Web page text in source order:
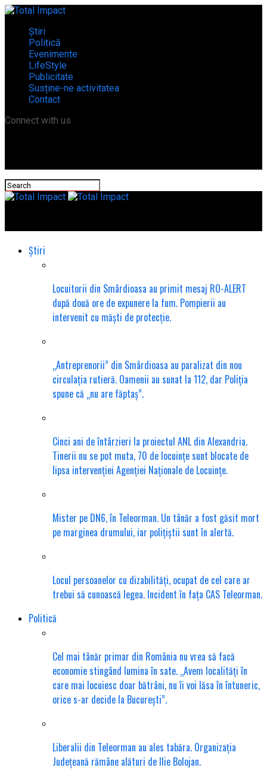
Știri
Politică
Evenimente
LifeStyle
Publicitate
Susține-ne activitatea
Contact
Connect with us
Știri
Locuitorii din Smârdioasa au primit mesaj RO-ALERT
după două ore de expunere la fum. Pompierii au
intervenit cu măști de protecție.
„Antreprenorii” din Smârdioasa au paralizat din nou
circulația rutieră. Oamenii au sunat la 112, dar Poliția
spune că „nu are făptaș”.
Cinci ani de întârzieri la proiectul ANL din Alexandria.
Tinerii nu se pot muta, 70 de locuințe sunt blocate de
lipsa intervenției Agenției Naționale de Locuințe.
Mister pe DN6, în Teleorman. Un tânăr a fost găsit mort
pe marginea drumului, iar polițiștii sunt în alertă.
Locul persoanelor cu dizabilități, ocupat de cel care ar
trebui să cunoască legea. Incident în fața CAS Teleorman.
Politică
Cel mai tânăr primar din România nu vrea să facă
economie stingând lumina în sate. „Avem localități în
care mai locuiesc doar bătrâni, nu îi voi lăsa în întuneric,
orice s-ar decide la București”.
Liberalii din Teleorman au ales tabăra. Organizația
Județeană rămâne alături de Ilie Bolojan.